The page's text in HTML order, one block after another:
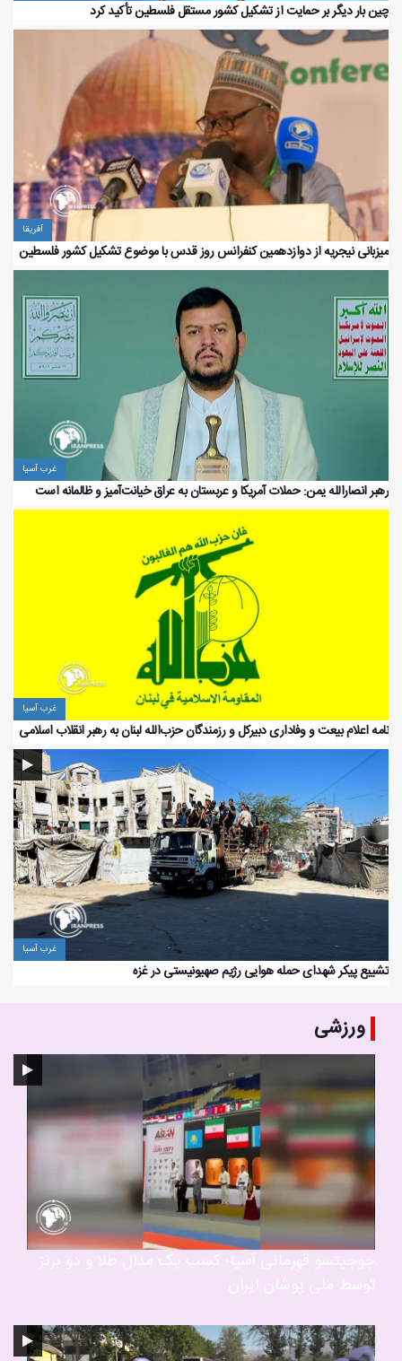
چین بار دیگر بر حمایت از تشکیل کشور مستقل فلسطین تأکید کرد
آفریقا
میزبانی نیجریه از دوازدهمین کنفرانس روز قدس با موضوع تشکیل کشور فلسطین
غرب آسیا
رهبر انصارالله یمن: حملات آمریکا و عربستان به عراق خیانت‌آمیز و ظالمانه است
غرب آسیا
نامه اعلام بیعت و وفاداری دبیرکل و رزمندگان حزب‌الله لبنان به رهبر انقلاب اسلامی
غرب آسیا
تشییع پیکر شهدای حمله هوایی رژیم صهیونیستی در غزه
ورزشی
جوجیتسو قهرمانی آسیا؛ کسب یک مدال طلا و دو برنز
توسط ملی پوشان ایران